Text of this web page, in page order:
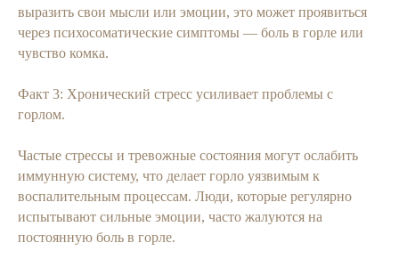
выразить свои мысли или эмоции, это может проявиться
через психосоматические симптомы — боль в горле или
чувство комка.
Факт 3: Хронический стресс усиливает проблемы с
горлом.
Частые стрессы и тревожные состояния могут ослабить
иммунную систему, что делает горло уязвимым к
воспалительным процессам. Люди, которые регулярно
испытывают сильные эмоции, часто жалуются на
постоянную боль в горле.